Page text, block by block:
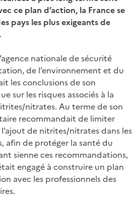
ce plan d’action, la France se
pays les plus exigeants de
nationale de sécurité
de l’environnement et du
les conclusions de son
sur les risques associés à la
nitrates. Au terme de son
recommandait de limiter
de nitrites/nitrates dans les
afin de protéger la santé du
sienne ces recommandations,
engagé à construire un plan
avec les professionnels des